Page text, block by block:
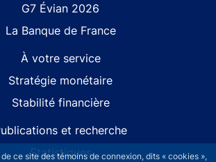
ce site des témoins de connexion, dits « cookies »,
G7 Évian 2026
La Banque de France
À votre service
Stratégie monétaire
Stabilité financière
et recherche
Statistiques